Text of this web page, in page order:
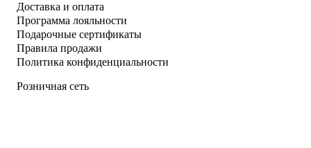
Доставка и оплата
Программа лояльности
Подарочные сертификаты
Правила продажи
Политика конфиденциальности
Розничная сеть